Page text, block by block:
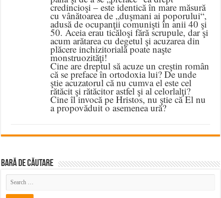
credincioşi – este identică în mare măsură
cu vânătoarea de „duşmani ai poporului“,
adusă de ocupanţii comunişti în anii 40 şi
50. Aceia erau ticăloşi fără scrupule, dar şi
acum arătarea cu degetul şi acuzarea din
plăcere inchizitorială poate naşte
monstruozităţi!
Cine are dreptul să acuze un creştin român
că se preface în ortodoxia lui? De unde
ştie acuzatorul că nu cumva el este cel
rătăcit şi rătăcitor astfel şi al celorlalţi?
Cine îl invocă pe Hristos, nu ştie că El nu
a propovăduit o asemenea ură?
BARĂ DE CĂUTARE